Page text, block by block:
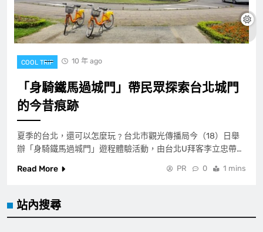
COOL TRIP 10 年 ago
「身騎鐵馬過城門」帶民眾探索台北城門
的今昔痕跡
夏季的台北，還可以怎麼玩﹖台北市觀光傳播局今（18）日舉
辦「身騎鐵馬過城門」遊程體驗活動，由台北U拜客李立忠帶…
Read More
PR 0 1 mins
站內搜尋